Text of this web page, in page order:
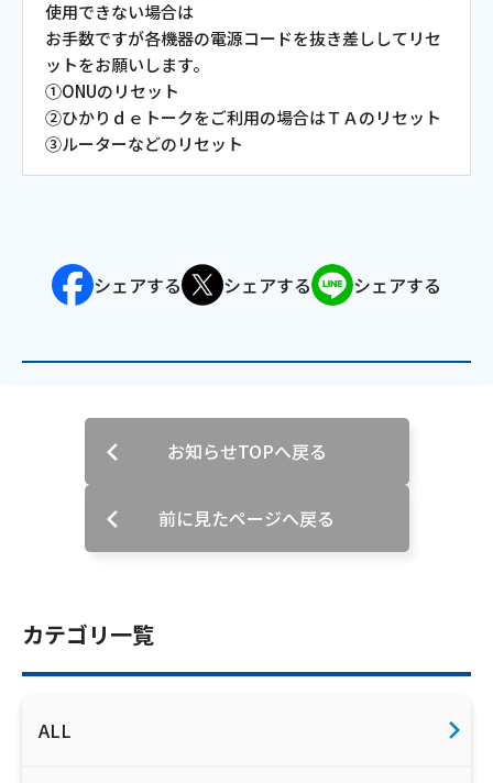
カテゴリ一覧
ALL
使用できない場合は
お手数ですが各機器の電源コードを抜き差ししてリセ
ットをお願いします。
①ONUのリセット
②ひかりｄｅトークをご利用の場合はＴＡのリセット
③ルーターなどのリセット
シェアする シェアする シェアする
お知らせTOPへ戻る
前に見たページへ戻る